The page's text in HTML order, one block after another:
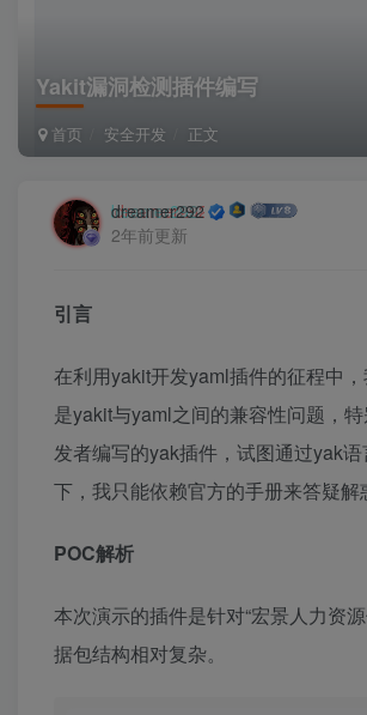
Yakit漏洞检测插件编写
首页 安全开发 正文
dreamer292
2年前更新
引言
在利用yakit开发yaml插件的征程中
是yakit与yaml之间的兼容性问题，
发者编写的yak插件，试图通过yak
下，我只能依赖官方的手册来答疑
POC解析
本次演示的插件是针对“宏景人力资
据包结构相对复杂。